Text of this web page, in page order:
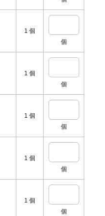
1 個
個
1 個
個
1 個
個
1 個
個
1 個
個